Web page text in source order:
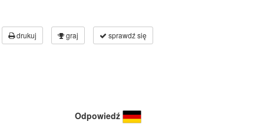
drukuj graj sprawdź się
Odpowiedź